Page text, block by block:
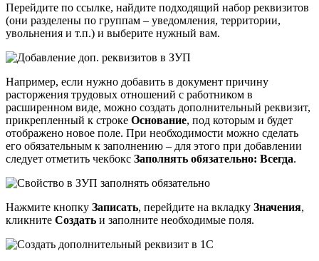
Перейдите по ссылке, найдите подходящий набор реквизитов
(они разделены по группам – уведомления, территории,
увольнения и т.п.) и выберите нужный вам.
Например, если нужно добавить в документ причину
расторжения трудовых отношений с работником в
расширенном виде, можно создать дополнительный реквизит,
прикрепленный к строке Основание, под которым и будет
отображено новое поле. При необходимости можно сделать
его обязательным к заполнению – для этого при добавлении
следует отметить чекбокс Заполнять обязательно: Всегда.
Нажмите кнопку Записать, перейдите на вкладку Значения,
кликните Создать и заполните необходимые поля.